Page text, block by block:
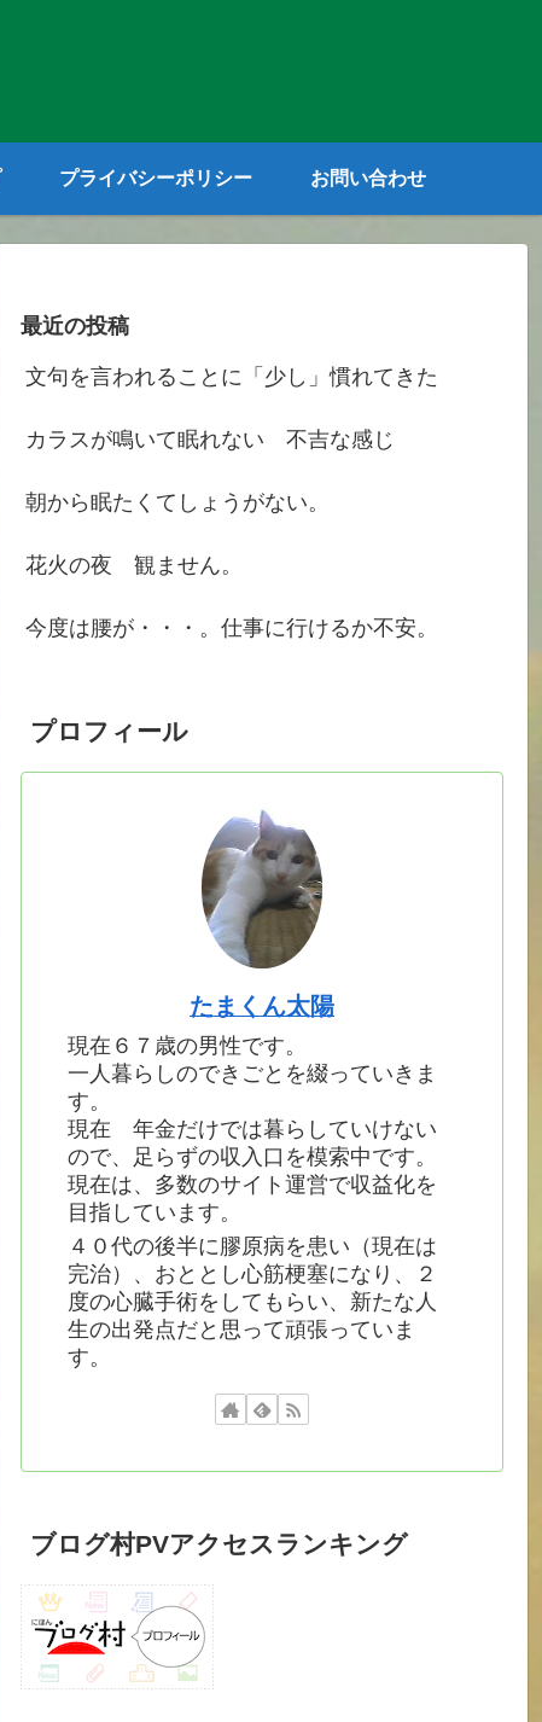
プライバシーポリシー お問い合わせ
最近の投稿
文句を言われることに「少し」慣れてきた
カラスが鳴いて眠れない 不吉な感じ
朝から眠たくてしょうがない。
花火の夜 観ません。
今度は腰が・・・。仕事に行けるか不安。
プロフィール
たまくん太陽
現在６７歳の男性です。
一人暮らしのできごとを綴っていきま
す。
現在 年金だけでは暮らしていけない
ので、足らずの収入口を模索中です。
現在は、多数のサイト運営で収益化を
目指しています。
４０代の後半に膠原病を患い（現在は
完治）、おととし心筋梗塞になり、２
度の心臓手術をしてもらい、新たな人
生の出発点だと思って頑張っていま
す。
ブログ村PVアクセスランキング